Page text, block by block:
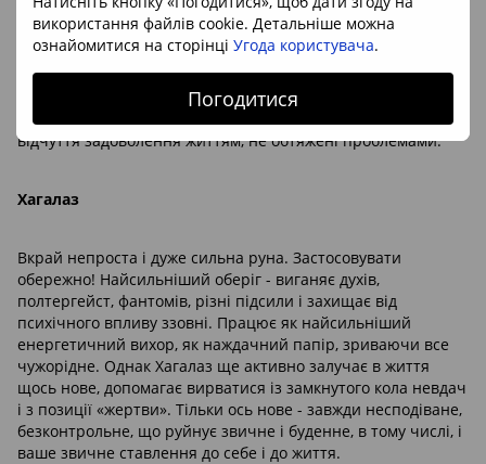
використання файлів cookie. Детальніше можна
ознайомитися на сторінці Угода користувача.
Погодитися
своїм, інтимно-індивідуальним. Крім того, руна допомагає
зосереджуватися на повсякденних справах, які можуть бути
причиною дисгармонії. Тобто попереджають виникнення
проблеми. Покращує ситуацію в родині, несе спокій і
щастя за рахунок того, що все йде, як належить - стабільно,
без сюрпризів. Гармонізує емоційну сферу, дає потужні
відчуття задоволення життям, не обтяжені проблемами.
Хагалаз
Вкрай непроста і дуже сильна руна. Застосовувати
обережно! Найсильніший оберіг - виганяє духів,
полтергейст, фантомів, різні підсили і захищає від
психічного впливу ззовні. Працює як найсильніший
енергетичний вихор, як наждачний папір, зриваючи все
чужорідне. Однак Хагалаз ще активно залучає в життя
щось нове, допомагає вирватися із замкнутого кола невдач
і з позиції «жертви». Тільки ось нове - завжди несподіване,
безконтрольне, що руйнує звичне і буденне, в тому числі, і
ваше звичне ставлення до себе і до життя.